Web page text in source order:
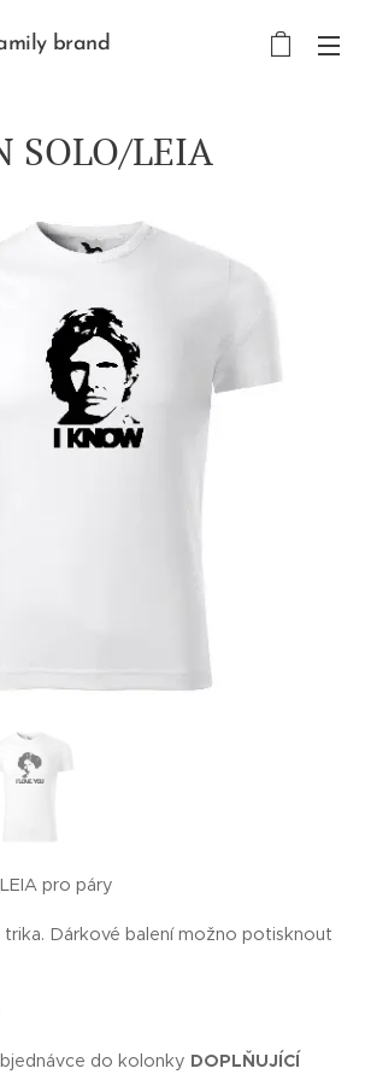
brand
SOLO/LEIA
pro páry
trika. Dárkové balení možno potisknout
do kolonky DOPLŇUJÍCÍ